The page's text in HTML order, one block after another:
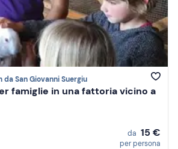
da San Giovanni Suergiu
famiglie in una fattoria vicino a
da 15 €
per persona